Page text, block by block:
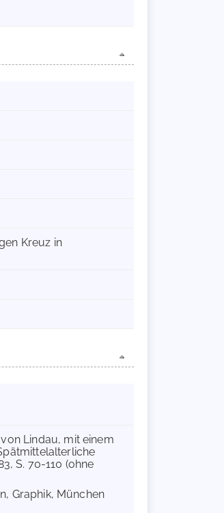
Kreuz in
Lindau, mit einem
S. 70-110 (ohne
Graphik, München